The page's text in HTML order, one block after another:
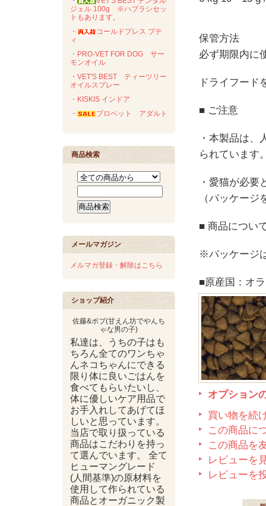
ジェル 100g ※ハブラシセッ
トもあります。
・
コールドプレス プテ
ィ
・PRO-VET FOR DOG サー
モンオイル
・VET'S BEST ティーツリー
オイルスプレー
・KISKIS インドア
・
プロベット アダルト
商品検索
メールマガジン
メルマガ登録・解除はこちら
ショップ紹介
佐藤&ボブ(甘えん坊でやんち
ゃな男の子)
私達は、うちの子はも
ちろん全てのワンちゃ
んネコちゃんにできる
限り体に良いごはんを
食べてもらいたいし、
体に優しいケア用品で
お手入れしてあげてほ
しいと思っています。
当店で取り扱っている
商品はこだわりを持っ
て選んでいます。 全て
ヒューマングレード
(人間基準)の原材料を
使用して作られている
商品とオーガニック製
保管方法
必ず期限内に
ドライフード
■ ご注意
・本製品は
られています
・愛猫が必要
（パッケー
■ 商品につい
※パッケージ
■原産国：オ
オプション
買い物を続
この商品に
この商品を
レビューを
レビューを